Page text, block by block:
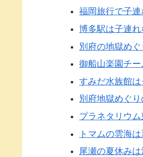
福岡旅行で子
博多駅は子連
別府の地獄め
御船山楽園チ
すみだ水族館
別府地獄めぐ
プラネタリウ
トマムの雲海
尾瀬の夏休み